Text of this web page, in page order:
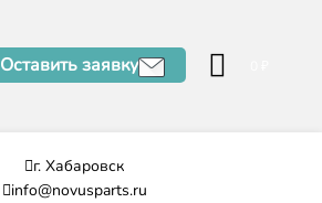
Оставить заявку
г. Хабаровск
info@novusparts.ru